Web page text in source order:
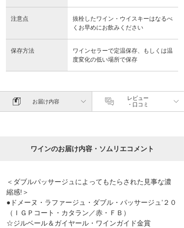
注意点
抜栓したワイン・ウイスキーはなるべ
くお早めにお飲みください
保存方法
ワインセラーで定温保存、もしくは温
度変化の低い場所で保存
お届け内容
レビュー
・口コミ
ワインのお届け内容・ソムリエコメント
＜ダブルパッサージュによってもたらされた見事な濃
縮感!＞
●ドメーヌ・ラファージュ・ダブル・パッサージュ’２０
（ＩＧＰコート・カタラン／赤・ＦＢ）
☆ジルベール＆ガイヤール・ワインガイド金賞